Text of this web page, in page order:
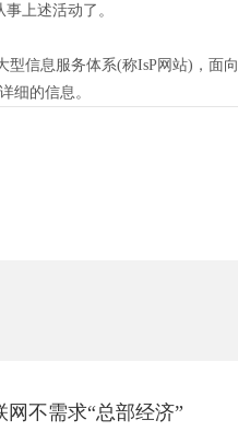
上述活动了。
信息服务体系(称IsP网站)，面向
细的信息。
网不需求“总部经济”